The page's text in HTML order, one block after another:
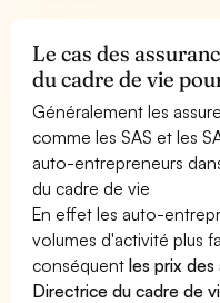
Le cas des
du cadre de vie
Généralement les
comme les SAS et les
auto-entrepreneurs
du cadre de vie
En effet les auto-
volumes d'activité plus
conséquentles prix
Directrice du cadre de